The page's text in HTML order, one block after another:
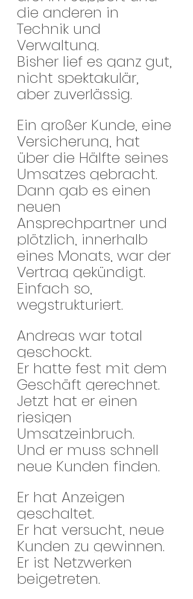
die anderen in
Technik und
Verwaltung.
Bisher lief es ganz gut,
nicht spektakulär,
aber zuverlässig.
Ein großer Kunde, eine
Versicherung, hat
über die Hälfte seines
Umsatzes gebracht.
Dann gab es einen
neuen
Ansprechpartner und
plötzlich, innerhalb
eines Monats, war der
Vertrag gekündigt.
Einfach so,
wegstrukturiert.
Andreas war total
geschockt.
Er hatte fest mit dem
Geschäft gerechnet.
Jetzt hat er einen
riesigen
Umsatzeinbruch.
Und er muss schnell
neue Kunden finden.
Er hat Anzeigen
geschaltet.
Er hat versucht, neue
Kunden zu gewinnen.
Er ist Netzwerken
beigetreten.